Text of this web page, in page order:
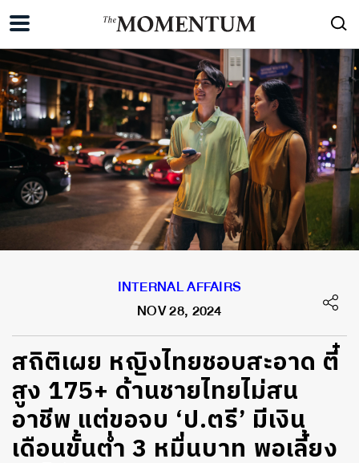
INTERNAL AFFAIRS
NOV 28, 2024
สถิติเผย หญิงไทยชอบสะอาด ตี๋
สูง 175+ ด้านชายไทยไม่สน
อาชีพ แต่ขอจบ ‘ป.ตรี’ มีเงิน
เดือนขั้นต่ำ 3 หมื่นบาท พอเลี้ยง